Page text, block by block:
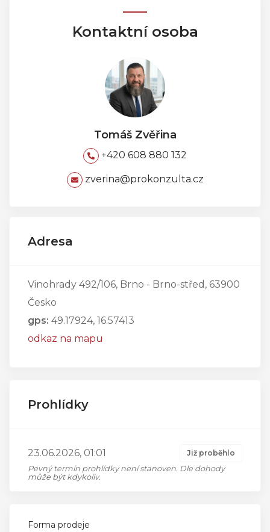
Kontaktní osoba
Tomáš Zvěřina
+420 608 880 132
zverina@prokonzulta.cz
Adresa
Vinohrady 492/106, Brno - Brno-střed, 63900
Česko
gps: 49.17924, 16.57413
odkaz na mapu
Prohlídky
23.06.2026, 01:01
Již proběhlo
Pevný termín prohlídky není stanoven. Dle dohody
může být kdykoliv.
Forma prodeje